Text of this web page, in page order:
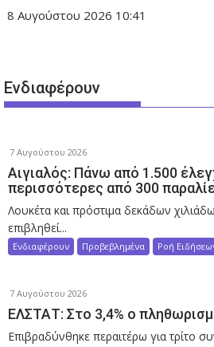
8 Αυγούστου 2026 10:41
Ενδιαφέρουν
7 Αυγούστου 2026
Αιγιαλός: Πάνω από 1.500
περισσότερες από 300
Λουκέτα και πρόστιμα δεκάδων
επιβληθεί...
Ενδιαφέρουν Προβεβλημένα Ροή
7 Αυγούστου 2026
ΕΛΣΤΑΤ: Στο 3,4% ο
Επιβραδύνθηκε περαιτέρω για τρίτο